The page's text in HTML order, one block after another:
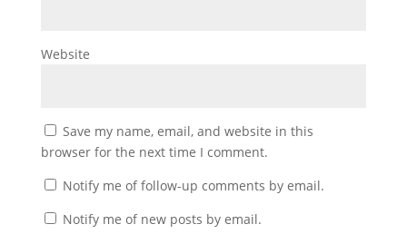
Website
Save my name, email, and website in this
browser for the next time I comment.
Notify me of follow-up comments by email.
Notify me of new posts by email.